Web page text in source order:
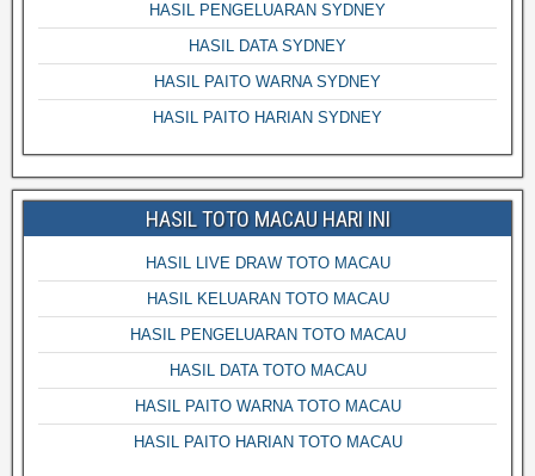
HASIL PENGELUARAN SYDNEY
HASIL DATA SYDNEY
HASIL PAITO WARNA SYDNEY
HASIL PAITO HARIAN SYDNEY
HASIL TOTO MACAU HARI INI
HASIL LIVE DRAW TOTO MACAU
HASIL KELUARAN TOTO MACAU
HASIL PENGELUARAN TOTO MACAU
HASIL DATA TOTO MACAU
HASIL PAITO WARNA TOTO MACAU
HASIL PAITO HARIAN TOTO MACAU